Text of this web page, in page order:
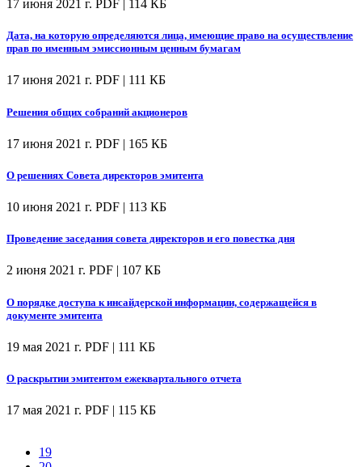
17 июня 2021 г. PDF | 114 КБ
Дата, на которую определяются лица, имеющие право на осуществление
прав по именным эмиссионным ценным бумагам
17 июня 2021 г. PDF | 111 КБ
Решения общих собраний акционеров
17 июня 2021 г. PDF | 165 КБ
О решениях Совета директоров эмитента
10 июня 2021 г. PDF | 113 КБ
Проведение заседания совета директоров и его повестка дня
2 июня 2021 г. PDF | 107 КБ
О порядке доступа к инсайдерской информации, содержащейся в
документе эмитента
19 мая 2021 г. PDF | 111 КБ
О раскрытии эмитентом ежеквартального отчета
17 мая 2021 г. PDF | 115 КБ
19